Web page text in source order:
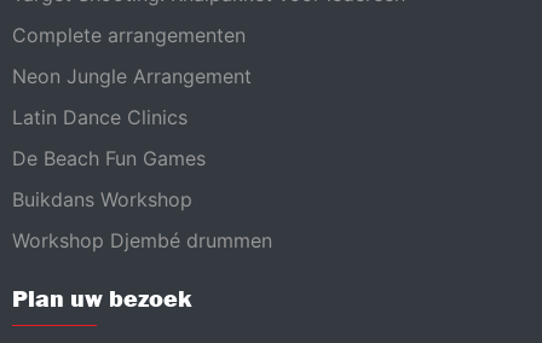
Complete arrangementen
Neon Jungle Arrangement
Latin Dance Clinics
De Beach Fun Games
Buikdans Workshop
Workshop Djembé drummen
Plan uw bezoek